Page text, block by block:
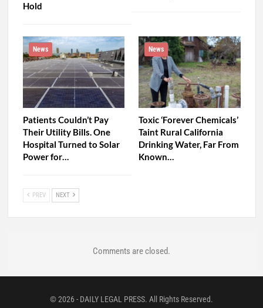
Hold
News
Patients Couldn’t Pay
Their Utility Bills. One
Hospital Turned to Solar
Power for…
News
Toxic ‘Forever Chemicals’
Taint Rural California
Drinking Water, Far From
Known…
PREV NEXT
Comments are closed.
© 2026 - DAILY LEGAL PRESS. All Rights Reserved.